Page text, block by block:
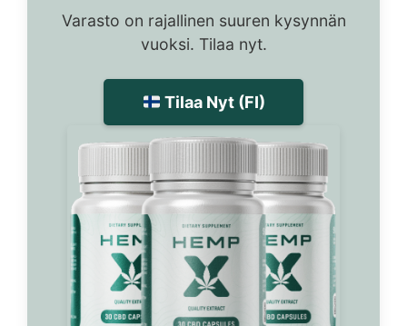
Varasto on rajallinen suuren kysynnän
vuoksi. Tilaa nyt.
Tilaa Nyt (FI)